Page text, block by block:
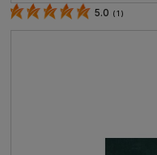
5.0 ( 1 )